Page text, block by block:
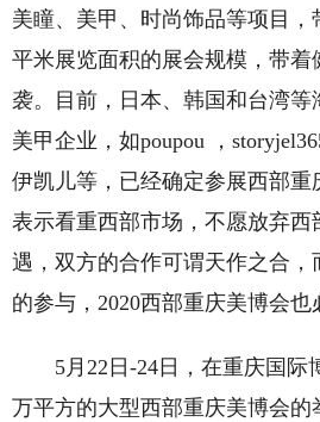
美瞳、美甲、时尚饰品等项目，
平米展览面积的展会规模，带
袭。目前，日本、韩国和台湾
美甲企业，如poupou ，
伊凯儿等，已经确定参展西部重
表示看重西部市场，不愿放弃西
遇，双方的合作可谓天作之合，
的参与，2020西部重庆美博会也
5月22日-24日，在重庆国际
万平方的大型西部重庆美博会的